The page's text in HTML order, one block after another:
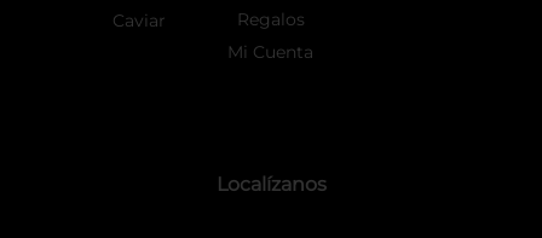
Caviar
Regalos
Mi Cuenta
Localízanos